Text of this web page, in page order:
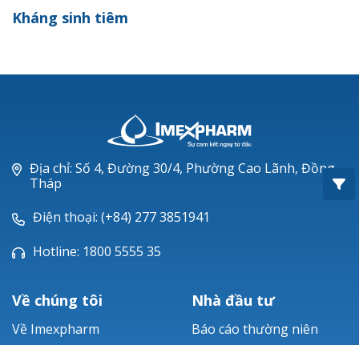
Ceftizoxim®
Piperacillin
Ticarlinat®
Zobacta®
Bacsulfo®
Kháng sinh tiêm
Địa chỉ: Số 4, Đường 30/4, Phường Cao Lãnh, Đồng
Tháp
Điện thoại: (+84) 277 3851941
Hotline: 1800 5555 35
Về chúng tôi
Về Imexpharm
Nhà đầu tư
Báo cáo thường niên